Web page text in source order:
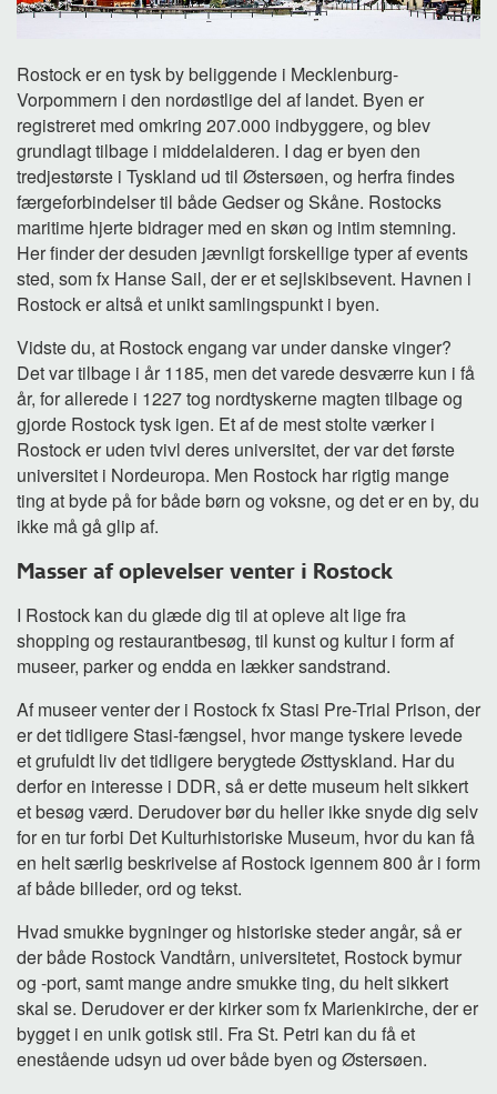
Rostock er en tysk by beliggende i Mecklenburg-
Vorpommern i den nordøstlige del af landet. Byen er
registreret med omkring 207.000 indbyggere, og blev
grundlagt tilbage i middelalderen. I dag er byen den
tredjestørste i Tyskland ud til Østersøen, og herfra findes
færgeforbindelser til både Gedser og Skåne. Rostocks
maritime hjerte bidrager med en skøn og intim stemning.
Her finder der desuden jævnligt forskellige typer af events
sted, som fx Hanse Sail, der er et sejlskibsevent. Havnen i
Rostock er altså et unikt samlingspunkt i byen.
Vidste du, at Rostock engang var under danske vinger?
Det var tilbage i år 1185, men det varede desværre kun i få
år, for allerede i 1227 tog nordtyskerne magten tilbage og
gjorde Rostock tysk igen. Et af de mest stolte værker i
Rostock er uden tvivl deres universitet, der var det første
universitet i Nordeuropa. Men Rostock har rigtig mange
ting at byde på for både børn og voksne, og det er en by, du
ikke må gå glip af.
Masser af oplevelser venter i Rostock
I Rostock kan du glæde dig til at opleve alt lige fra
shopping og restaurantbesøg, til kunst og kultur i form af
museer, parker og endda en lækker sandstrand.
Af museer venter der i Rostock fx Stasi Pre-Trial Prison, der
er det tidligere Stasi-fængsel, hvor mange tyskere levede
et grufuldt liv det tidligere berygtede Østtyskland. Har du
derfor en interesse i DDR, så er dette museum helt sikkert
et besøg værd. Derudover bør du heller ikke snyde dig selv
for en tur forbi Det Kulturhistoriske Museum, hvor du kan få
en helt særlig beskrivelse af Rostock igennem 800 år i form
af både billeder, ord og tekst.
Hvad smukke bygninger og historiske steder angår, så er
der både Rostock Vandtårn, universitetet, Rostock bymur
og -port, samt mange andre smukke ting, du helt sikkert
skal se. Derudover er der kirker som fx Marienkirche, der er
bygget i en unik gotisk stil. Fra St. Petri kan du få et
enestående udsyn ud over både byen og Østersøen.